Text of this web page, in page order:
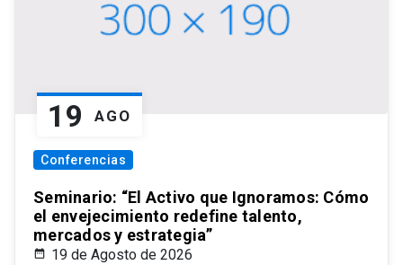
19 AGO
Conferencias
Seminario: “El Activo que Ignoramos: Cómo
el envejecimiento redefine talento,
mercados y estrategia”
19 de Agosto de 2026